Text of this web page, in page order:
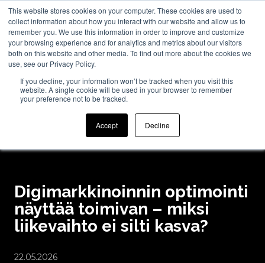
This website stores cookies on your computer. These cookies are used to
collect information about how you interact with our website and allow us to
remember you. We use this information in order to improve and customize
your browsing experience and for analytics and metrics about our visitors
both on this website and other media. To find out more about the cookies we
use, see our Privacy Policy.
If you decline, your information won’t be tracked when you visit this
website. A single cookie will be used in your browser to remember
your preference not to be tracked.
Accept Decline
Digimarkkinoinnin optimointi
näyttää toimivan – miksi
liikevaihto ei silti kasva?
22.05.2026